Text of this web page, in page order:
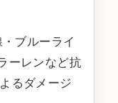
ブルーライ
ーレンなど抗
るダメージ